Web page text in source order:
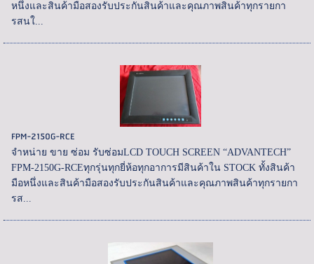
หนึ่งและสินค้ามือสองรับประกันสินค้าและคุณภาพสินค้าทุกรายกา
รสนใ...
FPM-2150G-RCE
จำหน่าย ขาย ซ่อม รับซ่อมLCD TOUCH SCREEN “ADVANTECH”
FPM-2150G-RCEทุกรุ่นทุกยี่ห้อทุกอาการมีสินค้าใน STOCK ทั้งสินค้า
มือหนึ่งและสินค้ามือสองรับประกันสินค้าและคุณภาพสินค้าทุกรายกา
รส...